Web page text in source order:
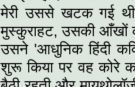
मेरी उससे खटक गई
मुस्कुराहट, उसकी आँखों
उसने 'आधुनिक हिंदी
शुरू किया पर वह कोरे